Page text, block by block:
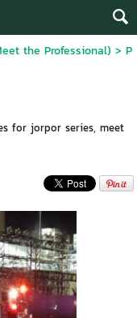
the Professional) > P
for jorpor series, meet